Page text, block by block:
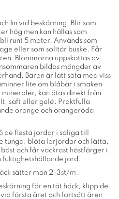
fin vid beskärning. Blir som
hög men kan hållas som
runt 5 meter. Används som
eller som solitär buske. Får
Blommorna uppskattas av
bildas mängder av
Bären är lätt söta med viss
lite om blåbär i smaken
kan ätas direkt från
saft eller gelé. Praktfulla
orange och orangeröda
de flesta jordar i soliga till
tunga, blöta lerjordar och lätta,
och får vackrast höstfärger i
jord.
sätter man 2-3st/m.
för en tät häck, klipp de
första året och fortsätt åren